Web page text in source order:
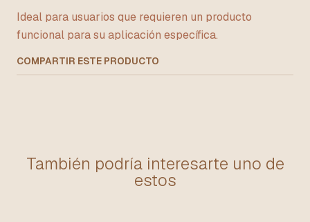
Ideal para usuarios que requieren un producto
funcional para su aplicación específica.
COMPARTIR ESTE PRODUCTO
También podría interesarte uno de
estos